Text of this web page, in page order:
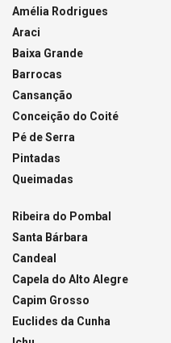
Amélia Rodrigues
Araci
Baixa Grande
Barrocas
Cansanção
Conceição do Coité
Pé de Serra
Pintadas
Queimadas
Ribeira do Pombal
Santa Bárbara
Candeal
Capela do Alto Alegre
Capim Grosso
Euclides da Cunha